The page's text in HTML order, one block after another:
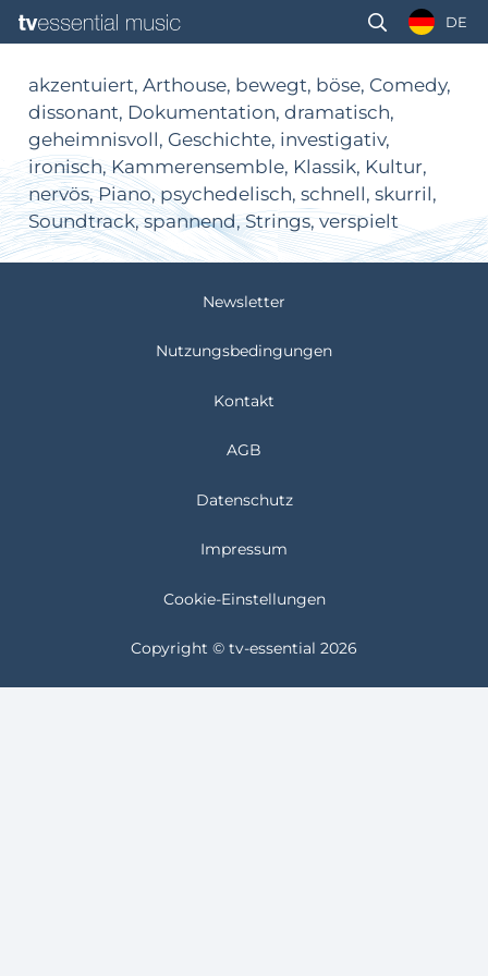
DE
akzentuiert, Arthouse, bewegt, böse, Comedy,
dissonant, Dokumentation, dramatisch,
geheimnisvoll, Geschichte, investigativ,
ironisch, Kammerensemble, Klassik, Kultur,
nervös, Piano, psychedelisch, schnell, skurril,
Soundtrack, spannend, Strings, verspielt
Newsletter
Nutzungsbedingungen
Kontakt
AGB
Datenschutz
Impressum
Cookie-Einstellungen
Copyright © tv-essential 2026